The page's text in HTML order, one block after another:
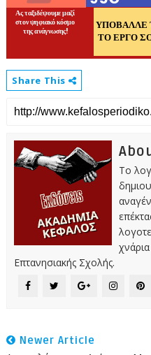
Share This
Το
Επτανησιακής Σχολής.
Newer Article